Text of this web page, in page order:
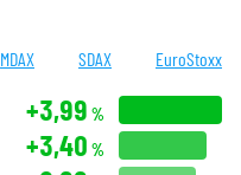
MDAX SDAX EuroStoxx
+3,99 %
+3,40 %